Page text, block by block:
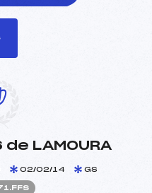
de LAMOURA
02/02/14 GS